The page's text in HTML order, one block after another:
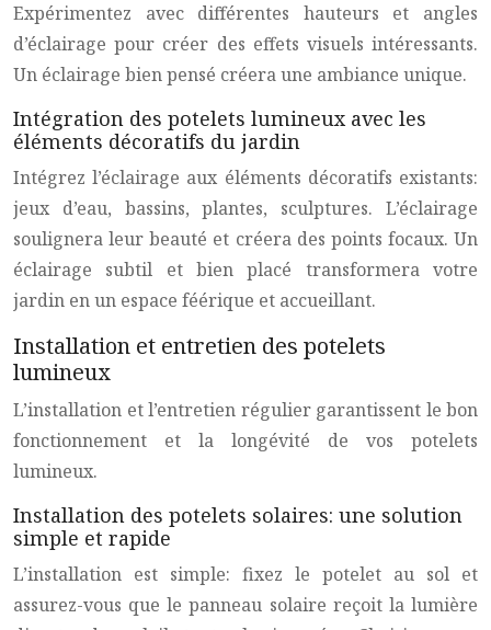
Expérimentez avec différentes hauteurs et angles
d’éclairage pour créer des effets visuels intéressants.
Un éclairage bien pensé créera une ambiance unique.
Intégration des potelets lumineux avec les
éléments décoratifs du jardin
Intégrez l’éclairage aux éléments décoratifs existants:
jeux d’eau, bassins, plantes, sculptures. L’éclairage
soulignera leur beauté et créera des points focaux. Un
éclairage subtil et bien placé transformera votre
jardin en un espace féérique et accueillant.
Installation et entretien des potelets
lumineux
L’installation et l’entretien régulier garantissent le bon
fonctionnement et la longévité de vos potelets
lumineux.
Installation des potelets solaires: une solution
simple et rapide
L’installation est simple: fixez le potelet au sol et
assurez-vous que le panneau solaire reçoit la lumière